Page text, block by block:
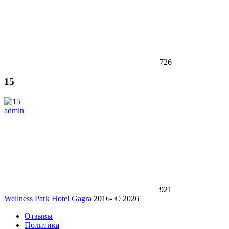
726
15
admin
921
Wellness Park Hotel Gagra 2016- © 2026
Отзывы
Политика